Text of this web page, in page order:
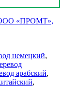
«ПРОМТ»,
немецкий,
арабский,
,